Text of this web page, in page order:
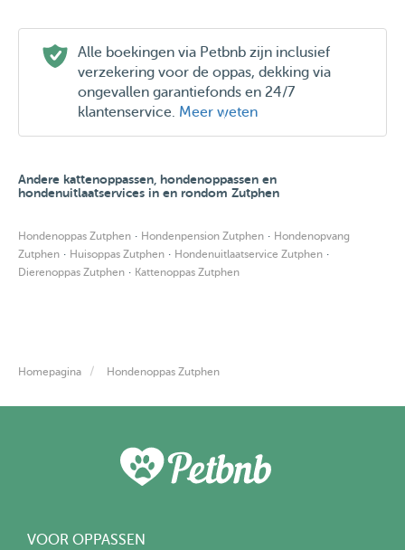
Alle boekingen via Petbnb zijn inclusief
verzekering voor de oppas, dekking via
ongevallen garantiefonds en 24/7
klantenservice. Meer weten
Andere kattenoppassen, hondenoppassen en
hondenuitlaatservices in en rondom Zutphen
Hondenoppas Zutphen · Hondenpension Zutphen · Hondenopvang
Zutphen · Huisoppas Zutphen · Hondenuitlaatservice Zutphen ·
Dierenoppas Zutphen · Kattenoppas Zutphen
Homepagina Hondenoppas Zutphen
VOOR OPPASSEN